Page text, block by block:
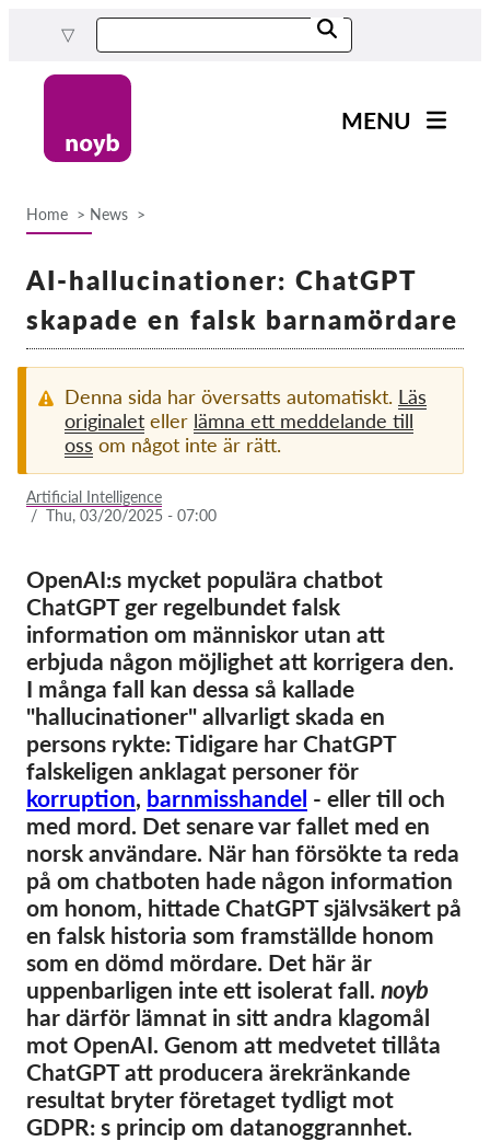
content
MENU
Projects
Exercise your rights!
Donations
Sponsorship
Tax deductability
Member Login
About us
Team
Annual Reports
FAQs
Jobs
Collective Redress
OnionShare
Media
Contact
GDPRhub
Home News
AI-hallucinationer: ChatGPT
skapade en falsk barnamördare
Denna sida har översatts automatiskt. Läs
originalet eller lämna ett meddelande till
oss om något inte är rätt.
Artificial Intelligence
/ Thu, 03/20/2025 - 07:00
OpenAI:s mycket populära chatbot
ChatGPT ger regelbundet falsk
information om människor utan att
erbjuda någon möjlighet att korrigera den.
I många fall kan dessa så kallade
"hallucinationer" allvarligt skada en
persons rykte: Tidigare har ChatGPT
falskeligen anklagat personer för
korruption, barnmisshandel - eller till och
med mord. Det senare var fallet med en
norsk användare. När han försökte ta reda
på om chatboten hade någon information
om honom, hittade ChatGPT självsäkert på
en falsk historia som framställde honom
som en dömd mördare. Det här är
uppenbarligen inte ett isolerat fall. noyb
har därför lämnat in sitt andra klagomål
mot OpenAI. Genom att medvetet tillåta
ChatGPT att producera ärekränkande
resultat bryter företaget tydligt mot
GDPR: s princip om datanoggrannhet.